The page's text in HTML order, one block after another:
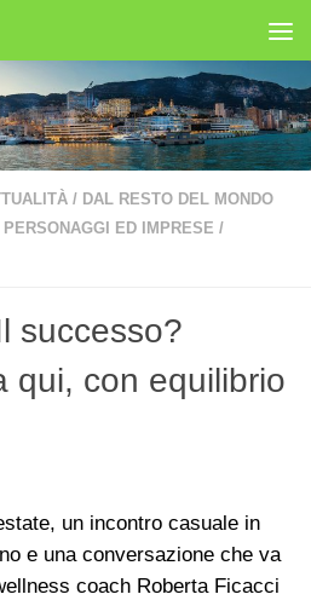
/ DAL RESTO DEL MONDO
PERSONAGGI ED IMPRESE /
successo?
qui, con equilibrio
un incontro casuale in
e una conversazione che va
coach Roberta Ficacci